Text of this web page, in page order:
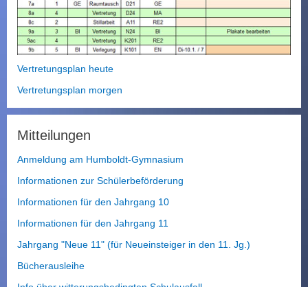
u
c
h
e
Vertretungsplan heute
Vertretungsplan morgen
Mitteilungen
Anmeldung am Humboldt-Gymnasium
Informationen zur Schülerbeförderung
Informationen für den Jahrgang 10
Informationen für den Jahrgang 11
Jahrgang "Neue 11" (für Neueinsteiger in den 11. Jg.)
Bücherausleihe